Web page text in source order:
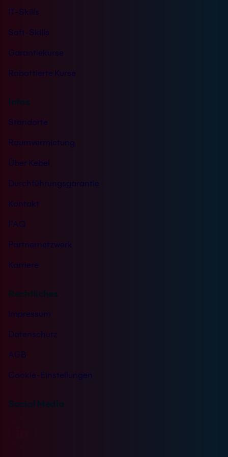
IT-Skills
Soft-Skills
Garantiekurse
Rabattierte Kurse
Infos
Standorte
Raumvermietung
Über Kebel
Durchführungsgarantie
Kontakt
FAQ
Partnernetzwerk
Karriere
Rechtliches
Impressum
Datenschutz
AGB
Cookie-Einstellungen
Social Media